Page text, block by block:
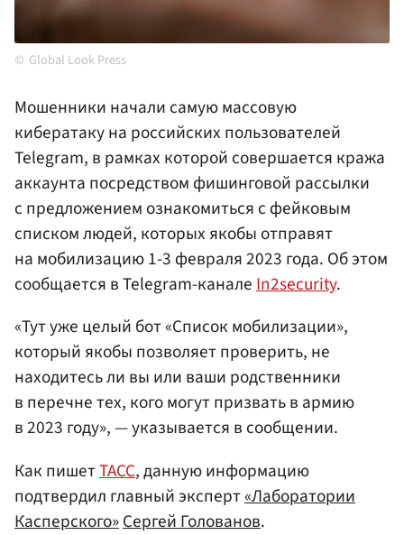
Global Look Press
Мошенники начали самую массовую
кибератаку на российских пользователей
Telegram, в рамках которой совершается кража
аккаунта посредством фишинговой рассылки
с предложением ознакомиться с фейковым
списком людей, которых якобы отправят
на мобилизацию 1-3 февраля 2023 года. Об этом
сообщается в Telegram-каналеIn2security.
«Тут уже целый бот «Список мобилизации»,
который якобы позволяет проверить, не
находитесь ли вы или ваши родственники
в перечне тех, кого могут призвать в армию
в 2023 году», — указывается в сообщении.
Как пишетТАСС, данную информацию
подтвердил главный эксперт«Лаборатории
Касперского»Сергей Голованов.